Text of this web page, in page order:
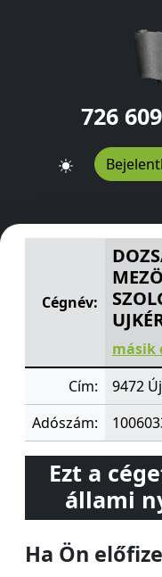
726 609
DOZSA NÉPE
Cégnév:
másik
Cím:
9472
Adószám:
Ezt a
állami
Ha Ön